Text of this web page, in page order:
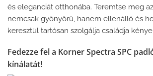
és eleganciát otthonába. Teremtse meg
nemcsak gyönyörű, hanem ellenálló és
keresztül tartósan szolgálja családja
Fedezze fel a Korner Spectra SPC
kínálatát!